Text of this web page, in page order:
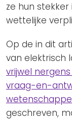
ze hun
wettelijke
Op de in dit
van elektrisch
vrijwel
vraag-en-
geschreven,